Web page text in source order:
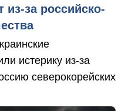
из-за российско-
истерику из-за
северокорейских